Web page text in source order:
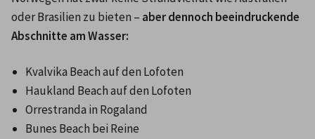
oder Brasilien zu bieten – aber dennoch beeindruckende
Abschnitte am Wasser:
Kvalvika Beach auf den Lofoten
Haukland Beach auf den Lofoten
Orrestranda in Rogaland
Bunes Beach bei Reine